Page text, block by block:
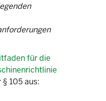
für die
105 aus: